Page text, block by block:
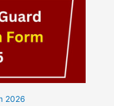
2026